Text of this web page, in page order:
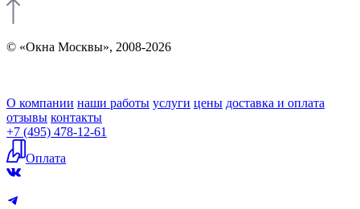
© «Окна Москвы», 2008-2026
О компании наши работы услуги цены доставка и оплата
отзывы контакты
+7 (495) 478-12-61
Оплата